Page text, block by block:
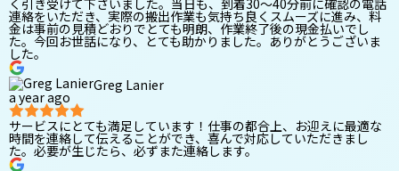
連絡をいただき、実際の搬出作業も気持ち良くスムーズに進み、料
金は事前の見積どおりでとても明朗、作業終了後の現金払いでし
た。今回お世話になり、とても助かりました。ありがとうございま
した。
Greg Lanier
a year ago
サービスにとても満足しています！仕事の都合上、お迎えに最適な
時間を連絡して伝えることができ、喜んで対応していただきまし
た。必要が生じたら、必ずまた連絡します。